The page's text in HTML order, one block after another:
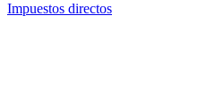
Impuestos directos